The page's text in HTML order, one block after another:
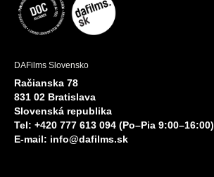
DAFilms Slovensko
Račianska 78
831 02 Bratislava
Slovenská republika
Tel: +420 777 613 094 (Po–Pia 9:00–16:00)
E-mail: info@dafilms.sk